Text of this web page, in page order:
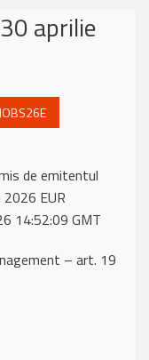
aprilie
JOBS26E
de emitentul
2026 EUR
14:52:09 GMT
– art. 19